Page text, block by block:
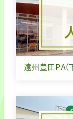
遠州豊田PA(